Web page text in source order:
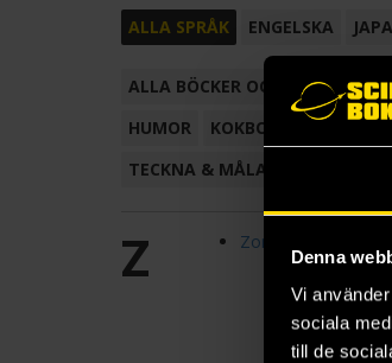
Denna
Vi
sociala
till de
ALLA SPRÅK ENGELSKA
ALLA BÖCKER OCH TECKNADE
HUMOR
KOKBOK KONSTBOK
TECKNA & MÅLA
TECKNAD
Z Zombieskolan